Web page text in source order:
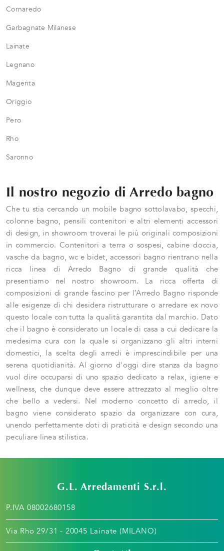
Cornaredo
Garbagnate Milanese
Lainate
Legnano
Magenta
Origgio
Pero
Rho
Saronno
Il nostro negozio di Arredo bagno
Che tu stia cercando un mobile bagno sottolavabo, specchi,
colonne bagno, pensili contenitori e altri elementi accessori
di design, in showroom troverai le più originali composizioni
in commercio. Contenitori a terra o sospesi, cabine doccia,
vasche da bagno, wc e bidet, accessori bagno rientrano nella
ricca linea di Arredo Bagno di grande qualità che
presentiamo nel nostro showroom. La ricca offerta di
composizioni di grande fascino per l’Arredo Bagno risponde
alle esigenze di chi desidera ristrutturare o arredare ex novo
questo locale con tutta la qualità garantita dal marchio. Dato
che il bagno è considerato un locale di casa a cui dedicare la
medesima cura con la quale si organizzano gli altri interni
domestici, la scelta degli arredi è imprescindibile per una
serena quotidianità. Al giorno d'oggi dire stanza da bagno
vuol dire occuparsi di uno spazio dedicato a relax, igiene e
wellness, che dunque deve essere attrezzato al meglio oltre
che bello a vedersi. Nel moderno concetto di arredo, il
bagno viene considerato spazio da organizzare con cura,
unendo perfettamente doti di praticità e design secondo una
peculiare linea stilistica.
G.L. Arredamenti S.r.l.
P.IVA 08002680158
Via Rho 29/31 - 20045 Lainate (MILANO)